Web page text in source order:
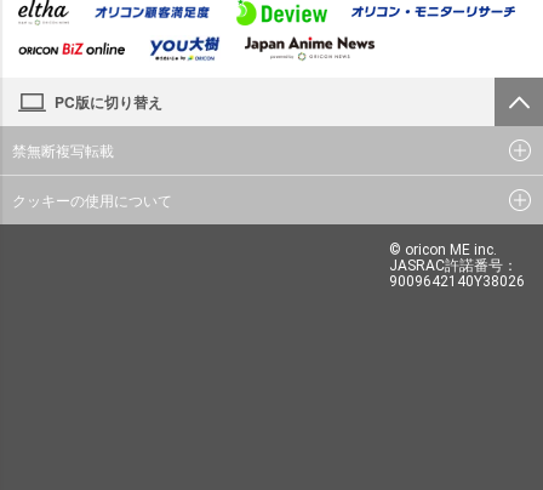
PC版に切り替え
禁無断複写転載
クッキーの使用について
© oricon ME inc.
JASRAC許諾番号：
9009642140Y38026